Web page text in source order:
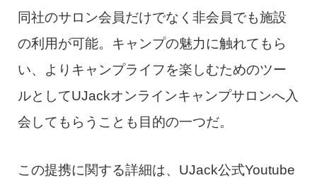
同社のサロン会員だけでなく非会員でも施設
の利用が可能。キャンプの魅力に触れてもら
い、よりキャンプライフを楽しむためのツー
ルとしてUJackオンラインキャンプサロンへ入
会してもらうことも目的の一つだ。
この提携に関する詳細は、UJack公式Youtube